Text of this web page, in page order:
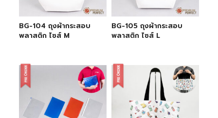
BG-104 ถุงผ้ากระสอบ
พลาสติก ไซส์ M
BG-105 ถุงผ้ากระสอบ
พลาสติก ไซส์ L